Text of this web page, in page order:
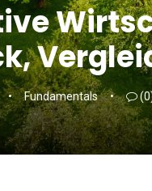
Fundamentals